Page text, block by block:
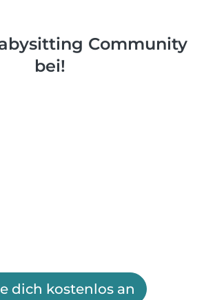
Community
bei!
dich kostenlos an